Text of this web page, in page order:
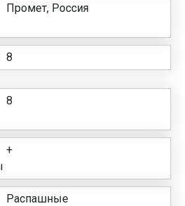
Промет, Россия
8
8
+
Распашные